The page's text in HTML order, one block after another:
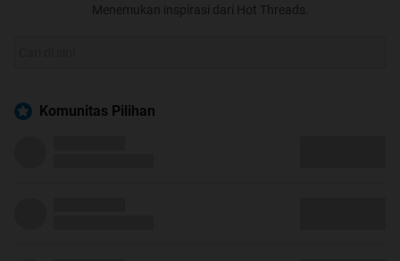
Menemukan inspirasi dari Hot Threads.
Komunitas Pilihan